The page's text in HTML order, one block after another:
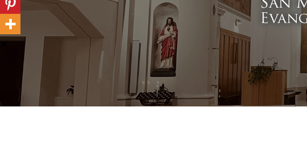
IL
FOTO E